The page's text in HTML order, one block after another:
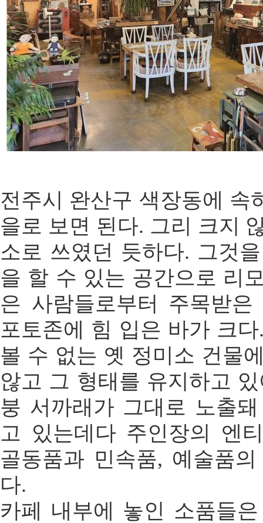
전주시 완산구 색장동에 속
을로 보면 된다. 그리 크지
소로 쓰였던 듯하다. 그것
을 할 수 있는 공간으로 리
은 사람들로부터 주목받
포토존에 힘 입은 바가 크
볼 수 없는 옛 정미소 건물
않고 그 형태를 유지하고
붕 서까래가 그대로 노출
고 있는데다 주인장의 엔
골동품과 민속품, 예술품
다.
카페 내부에 놓인 소품들